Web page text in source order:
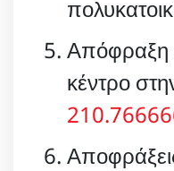
Απόφραξη
κέντρο